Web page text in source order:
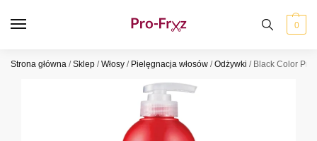
0
Strona główna /Sklep /Włosy / Pielęgnacja włosów /Odżywki / Black Color